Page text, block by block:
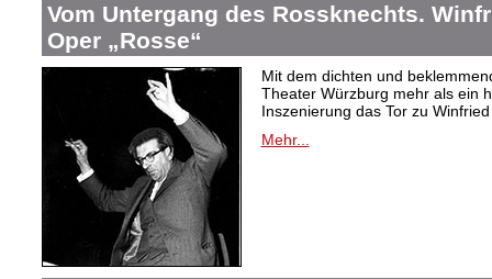
Vom Untergang des Rossknechts.
Oper „Rosse“
Mit dem dichten und
Theater Würzburg mehr als ein
Inszenierung das Tor zu
Mehr...